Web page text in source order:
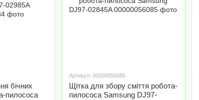
бічних
пилососа
Артикул: 00000056085
Щітка для збору сміття робота-
пилососа Samsung DJ97-